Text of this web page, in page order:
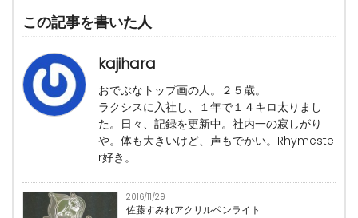
この記事を書いた人
kajihara
おでぶなトップ画の人。２５歳。
ラクシスに入社し、１年で１４キロ太りまし
た。日々、記録を更新中。社内一の寂しがり
や。体も大きいけど、声もでかい。Rhymeste
r好き。
2016/11/29
佐藤すみれアクリルペンライト